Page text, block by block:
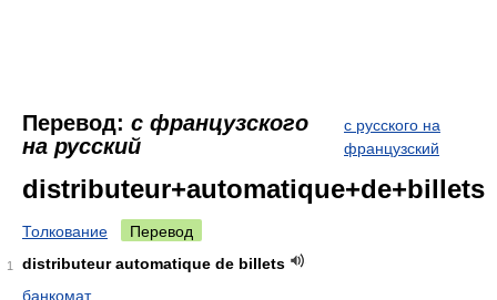
Перевод: с французского
на русский
с русского на
французский
distributeur+automatique+de+billets
Толкование Перевод
1
distributeur automatique de billets
банкомат